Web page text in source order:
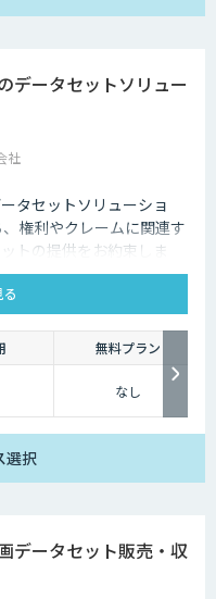
データセットソリュー
社
タセットソリューショ
権利やクレームに関連す
トの提供をお約束しま
無料プラン
なし
選択
データセット販売・収